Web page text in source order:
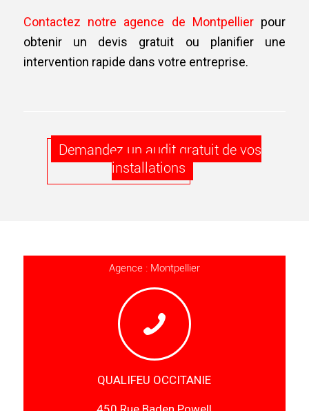
Contactez notre agence de Montpellier pour
obtenir un devis gratuit ou planifier une
intervention rapide dans votre entreprise.
Demandez un audit gratuit de vos
installations
Agence : Montpellier
QUALIFEU OCCITANIE